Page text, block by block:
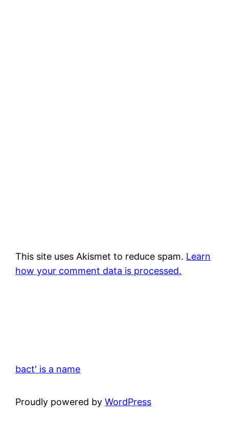
This site uses Akismet to reduce spam. Learn
how your comment data is processed.
bact' is a name
Proudly powered byWordPress